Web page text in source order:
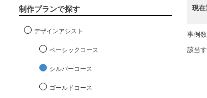
現在
制作プランで探す
デザインアシスト
ベーシックコース
シルバーコース
ゴールドコース
事例
該当